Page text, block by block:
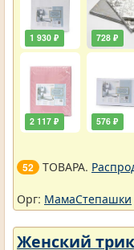
1 930 ₽
2 117 ₽
728 ₽
576 ₽
52 ТОВАРА.
Орг: МамаСтепашки
Женский